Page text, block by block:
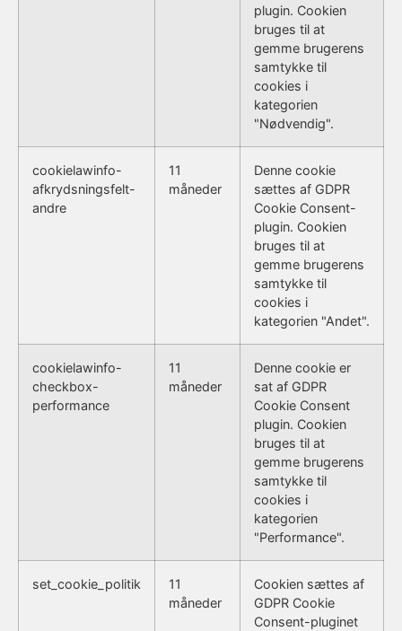
plugin. Cookien
bruges til at
gemme brugerens
samtykke til
cookies i
kategorien
"Nødvendig".
cookielawinfo-
afkrydsningsfelt-
andre
11
måneder
Denne cookie
sættes af GDPR
Cookie Consent-
plugin. Cookien
bruges til at
gemme brugerens
samtykke til
cookies i
kategorien "Andet".
cookielawinfo-
checkbox-
performance
11
måneder
Denne cookie er
sat af GDPR
Cookie Consent
plugin. Cookien
bruges til at
gemme brugerens
samtykke til
cookies i
kategorien
"Performance".
set_cookie_politik
11
måneder
Cookien sættes af
GDPR Cookie
Consent-pluginet